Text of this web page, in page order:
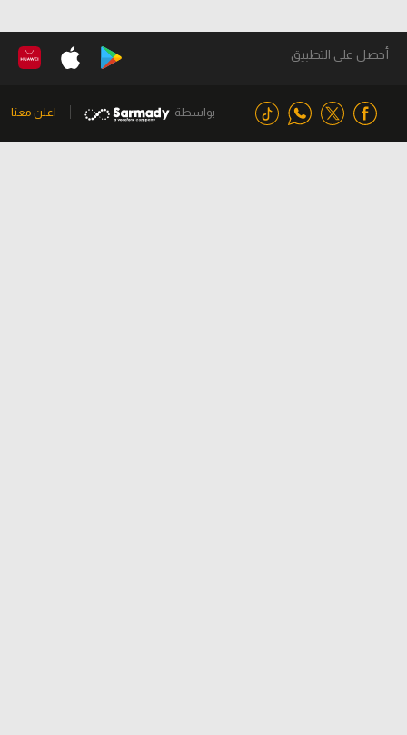
أحصل على التطبيق
بواسطة اعلن معنا